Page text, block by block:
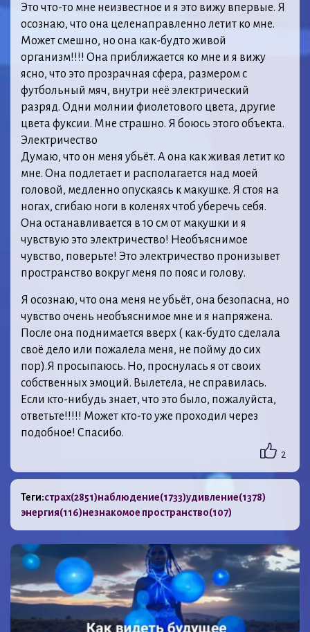
Это что-то мне неизвестное и я это вижу впервые. Я
осознаю, что она целенаправленно летит ко мне.
Может смешно, но она как-будто живой
организм!!!! Она приближается ко мне и я вижу
ясно, что это прозрачная сфера, размером с
футбольный мяч, внутри неё электрический
разряд. Одни молнии фиолетового цвета, другие
цвета фуксии. Мне страшно. Я боюсь этого объекта.
Электричество
Думаю, что он меня убьёт. А она как живая летит ко
мне. Она подлетает и располагается над моей
головой, медленно опускаясь к макушке. Я стоя на
ногах, сгибаю ноги в коленях чтоб уберечь себя.
Она останавливается в 10 см от макушки и я
чувствую это электричество! Необъяснимое
чувство, поверьте! Это электричество пронизывет
пространство вокруг меня по пояс и голову.
Я осознаю, что она меня не убьёт, она безопасна, но
чувство очень необъяснимое мне и я напряжена.
После она поднимается вверх ( как-будто сделала
своё дело или пожалела меня, не пойму до сих
пор).Я просыпаюсь. Но, проснулась я от своих
собственных эмоций. Вылетела, не справилась.
Если кто-нибудь знает, что это было, пожалуйста,
ответьте!!!!! Может кто-то уже проходил через
подобное! Спасибо.
2
Теги:страх(2851)наблюдение(1733)удивление(1378)
энергия(116)незнакомое пространство(107)